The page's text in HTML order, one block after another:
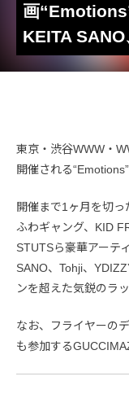
画
KEITA
東京・渋谷WWW・
開催される
開催まで1ヶ月を切
ふわギャング、KID
STUTSら豪華アーテ
SANO、Tohji、
ンを超えた気鋭のラ
なお、フライヤーの
も参加する